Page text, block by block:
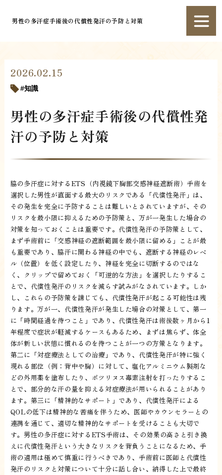
男性の多汗症手術後の代償性発汗の予防と対策
2026.02.15
知識
男性の多汗症手術後の代償性発
汗の予防と対策
脇の多汗症に対するETS（内視鏡下胸部交感神経遮断術）手術を
選択した男性が直面する最大のリスクである「代償性発汗」は、
その発生を完全に予防することは難しいとされていますが、その
リスクを最小限に抑えるための予防策と、万が一発生した場合の
対策を知っておくことは重要です。代償性発汗の予防策として、
まず手術前に「交感神経の遮断範囲を最小限に留める」ことが最
も重要であり、脇汗に関わる神経の中でも、遮断する神経のレベ
ル（位置）を低く設定したり、神経を完全に切断するのではな
く、クリップで留めておく「可逆的な方法」を選択したりするこ
とで、代償性発汗のリスクを減らす試みがなされています。しか
し、これらの予防策を講じても、代償性発汗が起こる可能性は残
ります。万が一、代償性発汗が発生した場合の対策として、第一
に「時間経過を待つこと」であり、代償性発汗は術後数ヶ月から1
年程度で症状が軽減するケースもあるため、まずは焦らず、体全
体が新しい状態に慣れるのを待つことが一つの方策となります。
第二に「対症療法としての治療」であり、代償性発汗が特に強く
現れる部位（例：背中や胸）に対して、塩化アルミニウム製剤な
どの外用薬を塗布したり、ボツリヌス毒素注射を打ったりするこ
とで、部分的な汗の量を抑える対症療法が用いられることがあり
ます。第三に「精神的なサポート」であり、代償性発汗による
QOLの低下は精神的な苦痛を伴うため、医師やカウンセラーとの
連携を通じて、適切な精神的なサポートを受けることも大切で
す。男性の多汗症に対するETS手術は、その効果の高さと引き換
えに代償性発汗という大きなリスクを背負うことになるため、手
術の適用は極めて慎重に行うべきであり、手術前に医師と代償性
発汗のリスクと対策について十分に話し合い、納得した上で最終